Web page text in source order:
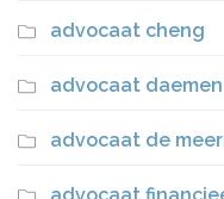
advocaat cheng
advocaat daemen
advocaat de